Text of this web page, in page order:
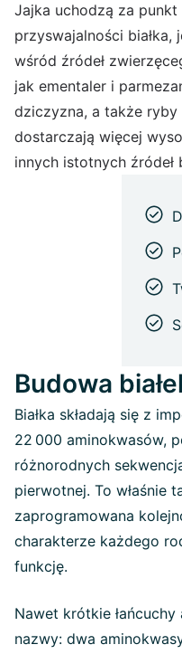
Jajka uchodzą za
przyswajalności białka,
wśród źródeł
jak ementaler i
dziczyzna, a także
dostarczają więcej
innych istotnych źródeł
Budowa
Białka składają się z
22 000 aminokwasów,
różnorodnych
pierwotnej. To właśnie
zaprogramowana
charakterze każdego
funkcję.
Nawet krótkie
nazwy: dwa